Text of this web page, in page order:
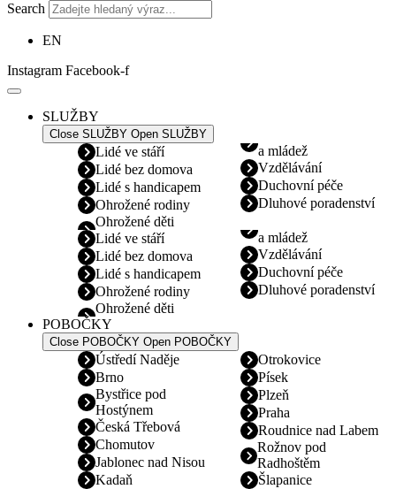
Search
EN
Instagram Facebook-f
SLUŽBY
Close SLUŽBY Open SLUŽBY
Lidé ve stáří
Lidé bez domova
Lidé s handicapem
Ohrožené rodiny
Ohrožené děti
a mládež
Vzdělávání
Duchovní péče
Dluhové poradenství
Lidé ve stáří
Lidé bez domova
Lidé s handicapem
Ohrožené rodiny
Ohrožené děti
a mládež
Vzdělávání
Duchovní péče
Dluhové poradenství
POBOČKY
Close POBOČKY Open POBOČKY
Ústředí Naděje
Brno
Bystřice pod
Hostýnem
Česká Třebová
Chomutov
Jablonec nad Nisou
Kadaň
Otrokovice
Písek
Plzeň
Praha
Roudnice nad Labem
Rožnov pod
Radhoštěm
Šlapanice